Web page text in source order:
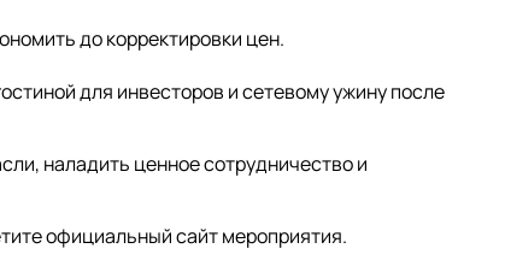
до корректировки цен.
для инвесторов и сетевому ужину после
наладить ценное сотрудничество и
официальный сайт мероприятия.